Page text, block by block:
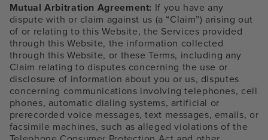
Mutual Arbitration Agreement: If you have any
dispute with or claim against us (a “Claim”) arising out
of or relating to this Website, the Services provided
through this Website, the information collected
through this Website, or these Terms, including any
Claim relating to disputes concerning the use or
disclosure of information about you or us, disputes
concerning communications involving telephones, cell
phones, automatic dialing systems, artificial or
prerecorded voice messages, text messages, emails, or
facsimile machines, such as alleged violations of the